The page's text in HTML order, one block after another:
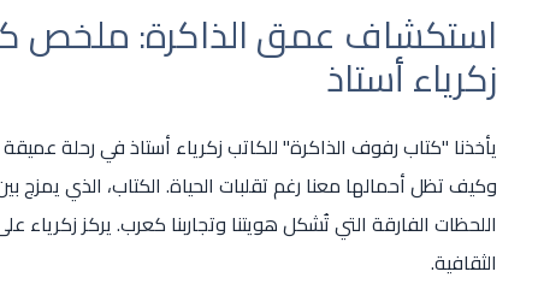
استكشاف عمق الذاكرة: ملخص
زكرياء أستاذ
يأخذنا "كتاب رفوف الذاكرة" للكاتب زكرياء أستاذ في رحلة
وكيف تظل أحمالها معنا رغم تقلبات الحياة. الكتاب، الذي
اللحظات الفارقة التي تُشكل هويتنا وتجاربنا كعرب. يركز
الثقافية.